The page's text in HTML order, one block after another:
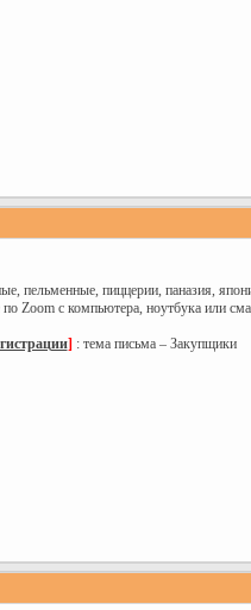
пельменные, пиццерии, паназия,
Zoom с компьютера, ноутбука или
] : тема письма – Закупщики